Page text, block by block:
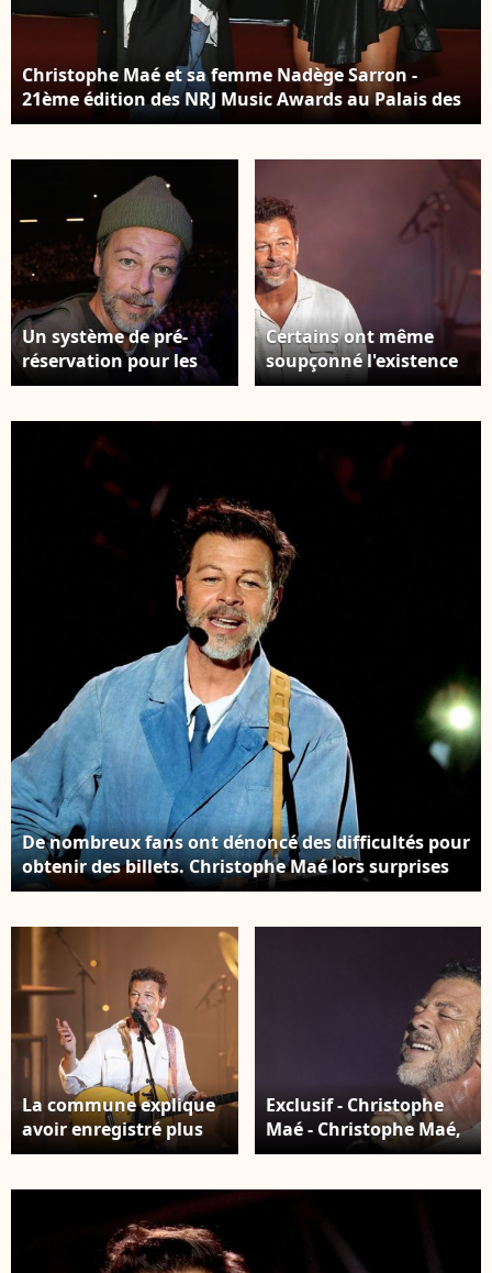
Christophe Maé et sa femme Nadège Sarron -
21ème édition des NRJ Music Awards au Palais des
festivals à Cannes le 9 novembre 2019. ©
Un système de pré-
réservation pour les
habitants devrait être
prochaines éditions.
Exclusif - Christophe
Maé lors de la générale
du spectacle "Le roi
soleil" au Dôme de
Paris le 9 décembre
2025. © Coadic Guirec /
Certains ont même
soupçonné l'existence
de passe-droits ou de
anticipées. Christophe
Maé, à l'occasion de sa
tournée "Carnet de
voyage", en concert au
Théâtre de verdure lors
du 40ème Festival de
Ramatuelle. Le 1er
août 2024. Photo par
Cyril Bruneau /
Festival de Ramatuelle
/ Bestimage
De nombreux fans ont dénoncé des difficultés pour
obtenir des billets. Christophe Maé lors surprises
lors de l'enregistrement de l'émission "La chanson
le 26 décembre sur TF1, consacrée à Helena à Paris
le 10 Décembre 2025. Photo par JACOVIDES-
MOREAU / BESTIMAGE
La commune explique
avoir enregistré plus
de 15 000 demandes
places disponibles.
Christophe Maé -
Christophe Maé, à
Exclusif - Christophe
Maé - Christophe Maé,
à l'occasion de sa
voyage", en concert au
du 40ème Festival de